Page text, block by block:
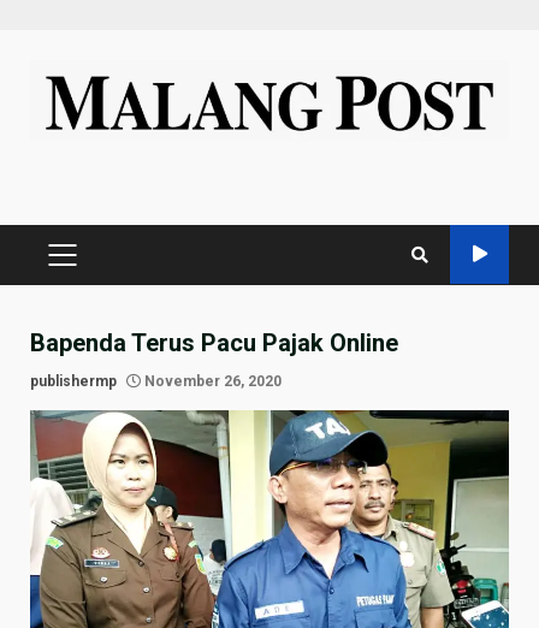
content
PRIMARY
Bapenda Terus Pacu Pajak Online
publishermp November 26, 2020